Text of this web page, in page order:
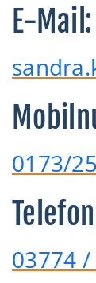
E-Mail:
0173/
03774